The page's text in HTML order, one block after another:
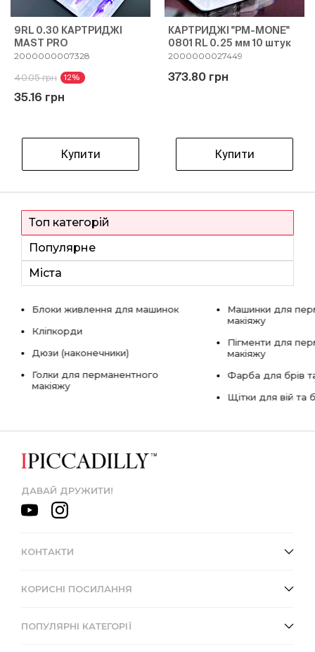
9RL 0.30 КАРТРИДЖІ
MAST PRO
2000000007328
40.05 грн 12%
35.16 грн
Купити
КАРТРИДЖІ "PM-MONE"
0801 RL 0.25 мм 10 штук
2000000027449
373.80 грн
Купити
Топ категорій
Популярне
Міста
Блоки живлення для машинок
Кліпкорди
Дюзи (наконечники)
Голки для перманентного
макіяжу
Машинки для
макіяжу
Пігменти для
макіяжу
Фарба для брів
Щітки для вій та
ДАВАЙ ДРУЖИТИ!
КОНТАКТИ
КОРИСНІ ПОСИЛАННЯ
ПОПУЛЯРНІ КАТЕГОРІЇ